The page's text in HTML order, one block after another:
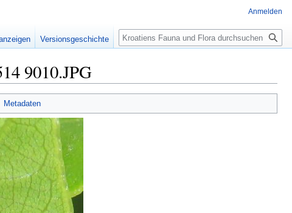
9010.JPG
Metadaten
Anmelden
Versionsgeschichte Suche